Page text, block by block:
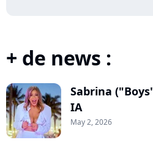
+ de news :
Sabrina
IA
May 2, 2026